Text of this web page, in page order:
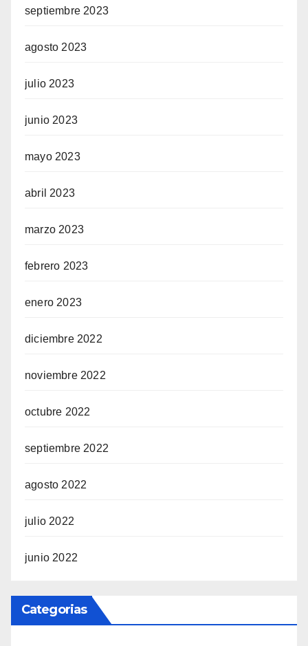
septiembre 2023
agosto 2023
julio 2023
junio 2023
mayo 2023
abril 2023
marzo 2023
febrero 2023
enero 2023
diciembre 2022
noviembre 2022
octubre 2022
septiembre 2022
agosto 2022
julio 2022
junio 2022
Categorias